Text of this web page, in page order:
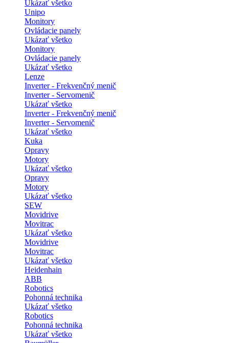
Ukázať všetko
Unipo
Monitory
Ovládacie panely
Ukázať všetko
Monitory
Ovládacie panely
Ukázať všetko
Lenze
Inverter - Frekvenčný menič
Inverter - Servomenič
Ukázať všetko
Inverter - Frekvenčný menič
Inverter - Servomenič
Ukázať všetko
Kuka
Opravy
Motory
Ukázať všetko
Opravy
Motory
Ukázať všetko
SEW
Movidrive
Movitrac
Ukázať všetko
Movidrive
Movitrac
Ukázať všetko
Heidenhain
ABB
Robotics
Pohonná technika
Ukázať všetko
Robotics
Pohonná technika
Ukázať všetko